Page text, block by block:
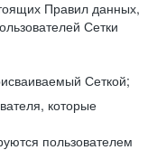
Правил данных,
Сетки
Сеткой;
которые
пользователем